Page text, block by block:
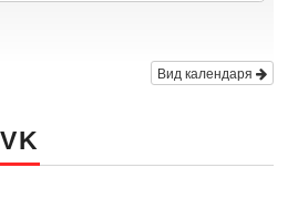
Вид календаря